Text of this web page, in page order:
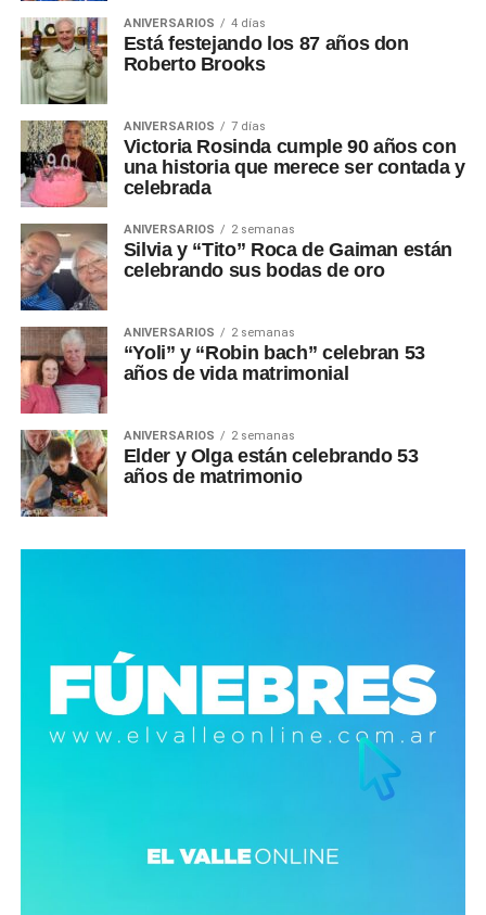
ANIVERSARIOS 4 días
Está festejando los 87 años don
Roberto Brooks
ANIVERSARIOS 7 días
Victoria Rosinda cumple 90 años con
una historia que merece ser contada y
celebrada
ANIVERSARIOS 2 semanas
Silvia y “Tito” Roca de Gaiman están
celebrando sus bodas de oro
ANIVERSARIOS 2 semanas
“Yoli” y “Robin bach” celebran 53
años de vida matrimonial
ANIVERSARIOS 2 semanas
Elder y Olga están celebrando 53
años de matrimonio